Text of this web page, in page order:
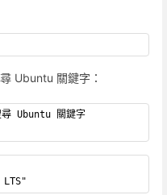
Ubuntu 關鍵字：
Ubuntu 關鍵字
LTS"